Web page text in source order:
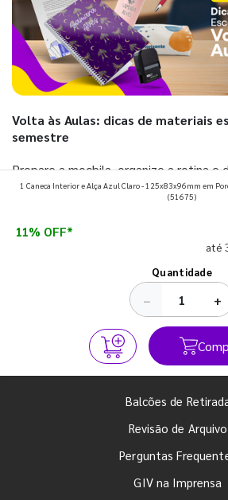
Volta às Aulas: dicas de materiais
semestre
Prepare a mochila, organize a rotina e
que fazem toda diferença para
1 Caneca Interior e Alça Azul Claro - 125x83x96mm em
(51675)
11% OFF*
até
Quantidade
− +
Balcões de
Revisão de Arquivo
Perguntas
GIV na Imprensa